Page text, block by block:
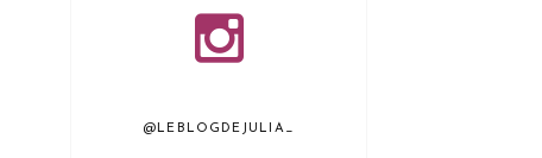
@LEBLOGDEJULIA_